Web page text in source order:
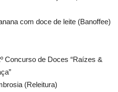
com doce de leite (Banoffee)
Concurso de Doces “Raízes &
(Releitura)